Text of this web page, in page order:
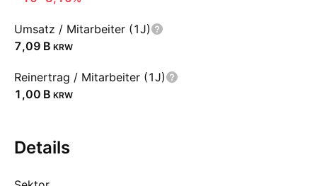
Umsatz / Mitarbeiter (1J)
‪7,09 B‬ KRW
Reinertrag / Mitarbeiter (1J)
‪1,00 B‬ KRW
Details